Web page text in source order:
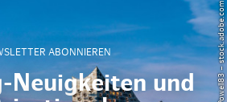
ABONNIEREN
Neuigkeiten und
© Powell83 – stock.adobe.com